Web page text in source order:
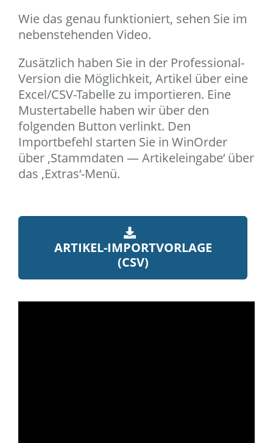
Wie das genau funktioniert, sehen Sie im
nebenstehenden Video.
Zusätzlich haben Sie in der Professional-
Version die Möglichkeit, Artikel über eine
Excel/CSV-Tabelle zu importieren. Eine
Mustertabelle haben wir über den
folgenden Button verlinkt. Den
Importbefehl starten Sie in WinOrder
über ‚Stammdaten — Artikeleingabe‘ über
das ‚Extras‘-Menü.
ARTIKEL-IMPORTVORLAGE
(CSV)